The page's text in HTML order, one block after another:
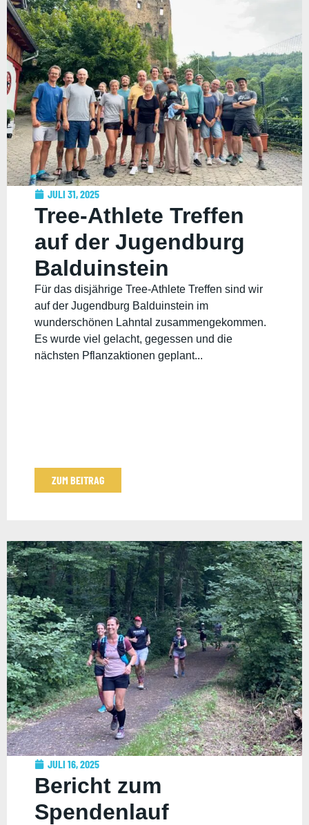
JULI 31, 2025
Tree-Athlete Treffen
auf der Jugendburg
Balduinstein
Für das disjährige Tree-Athlete Treffen sind wir
auf der Jugendburg Balduinstein im
wunderschönen Lahntal zusammengekommen.
Es wurde viel gelacht, gegessen und die
nächsten Pflanzaktionen geplant...
ZUM BEITRAG
JULI 16, 2025
Bericht zum
Spendenlauf